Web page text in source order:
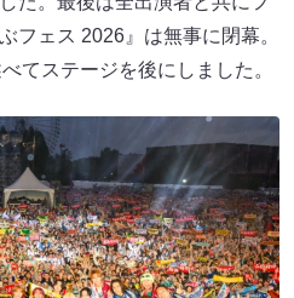
フェス 2026』は無事に閉幕。
てステージを後にしました。